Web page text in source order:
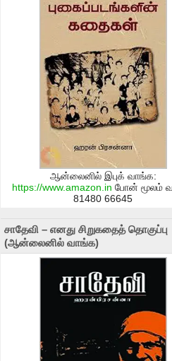
ஆன்லைனில் இபுக் வாங்க:
https://www.amazon.in போன் மூலம்
81480 66645
சாதேவி – எனது சிறுகதைத் தொகுப்பு
(ஆன்லைனில் வாங்க)